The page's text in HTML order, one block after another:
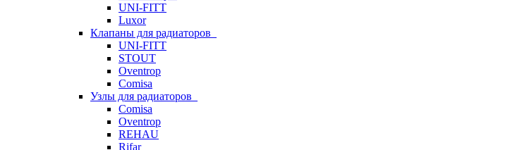
UNI-FITT
Luxor
Клапаны для радиаторов
UNI-FITT
STOUT
Oventrop
Comisa
Узлы для радиаторов
Comisa
Oventrop
REHAU
Rifar